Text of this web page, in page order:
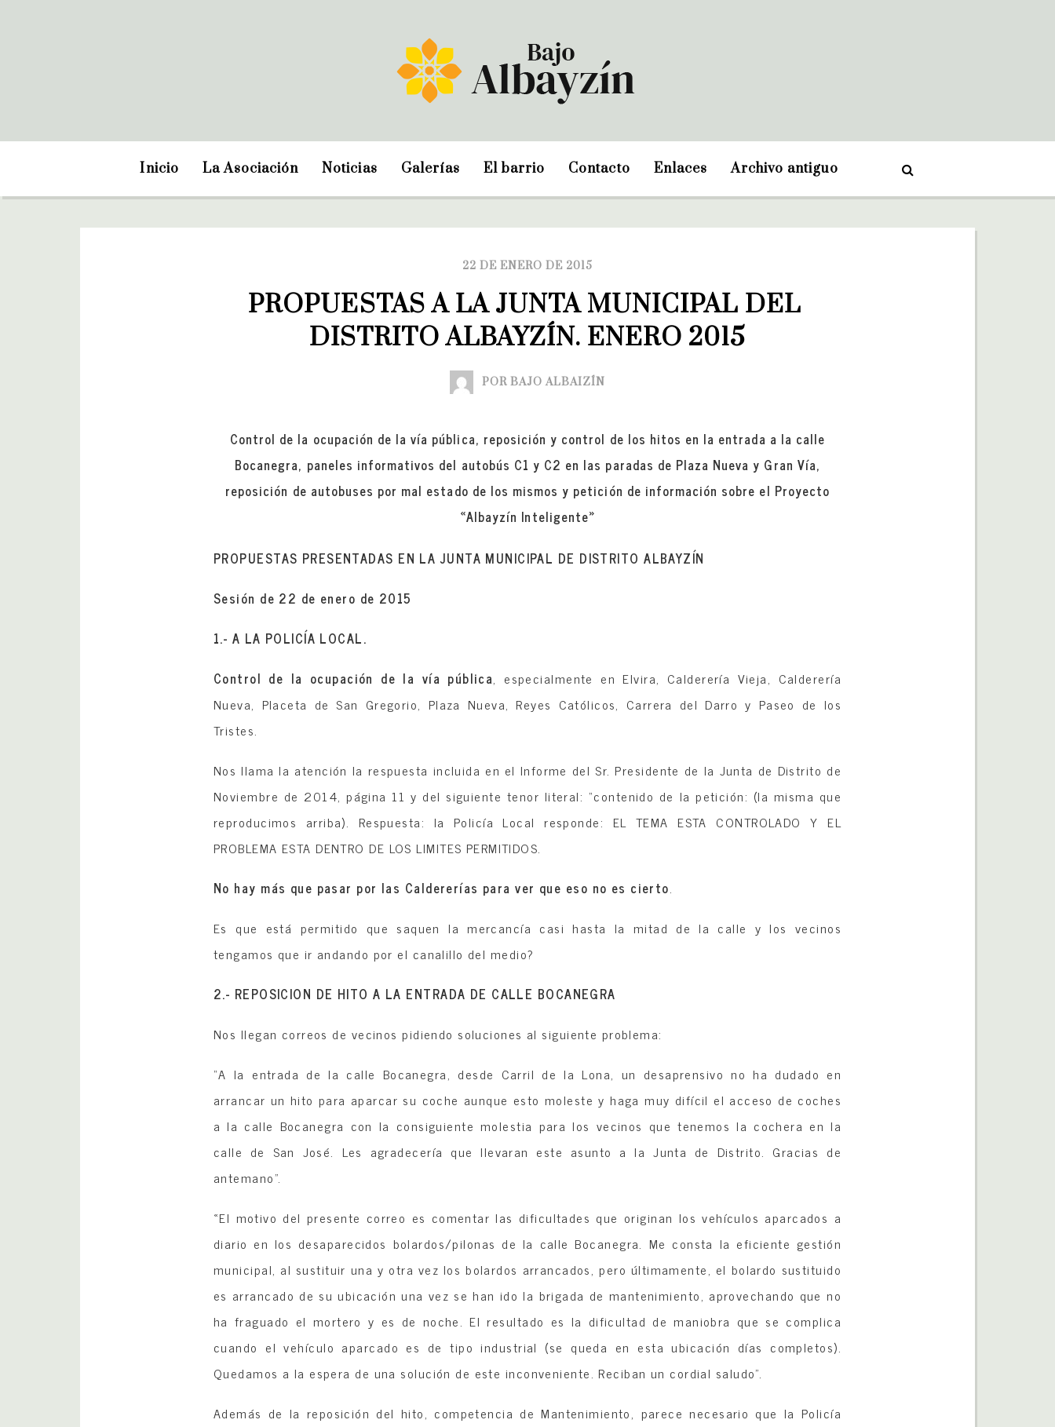
Inicio La Asociación Noticias Galerías El barrio Contacto Enlaces Archivo antiguo
22 DE ENERO DE 2015
PROPUESTAS A LA JUNTA MUNICIPAL DEL
DISTRITO ALBAYZÍN. ENERO 2015
POR BAJO ALBAIZÍN
Control de la ocupación de la vía pública, reposición y control de los hitos en la entrada a la calle
Bocanegra, paneles informativos del autobús C1 y C2 en las paradas de Plaza Nueva y Gran Vía,
reposición de autobuses por mal estado de los mismos y petición de información sobre el Proyecto
«Albayzín Inteligente»
PROPUESTAS PRESENTADAS EN LA JUNTA MUNICIPAL DE DISTRITO ALBAYZÍN
Sesión de 22 de enero de 2015
1.- A LA POLICÍA LOCAL.
Control de la ocupación de la vía pública, especialmente en Elvira, Calderería Vieja, Calderería
Nueva, Placeta de San Gregorio, Plaza Nueva, Reyes Católicos, Carrera del Darro y Paseo de los
Tristes.
Nos llama la atención la respuesta incluida en el Informe del Sr. Presidente de la Junta de Distrito de
Noviembre de 2014, página 11 y del siguiente tenor literal: “contenido de la petición: (la misma que
reproducimos arriba). Respuesta: la Policía Local responde: EL TEMA ESTA CONTROLADO Y EL
PROBLEMA ESTA DENTRO DE LOS LIMITES PERMITIDOS.
No hay más que pasar por las Caldererías para ver que eso no es cierto.
Es que está permitido que saquen la mercancía casi hasta la mitad de la calle y los vecinos
tengamos que ir andando por el canalillo del medio?
2.- REPOSICION DE HITO A LA ENTRADA DE CALLE BOCANEGRA
Nos llegan correos de vecinos pidiendo soluciones al siguiente problema:
“A la entrada de la calle Bocanegra, desde Carril de la Lona, un desaprensivo no ha dudado en
arrancar un hito para aparcar su coche aunque esto moleste y haga muy difícil el acceso de coches
a la calle Bocanegra con la consiguiente molestia para los vecinos que tenemos la cochera en la
calle de San José. Les agradecería que llevaran este asunto a la Junta de Distrito. Gracias de
antemano”.
«El motivo del presente correo es comentar las dificultades que originan los vehículos aparcados a
diario en los desaparecidos bolardos/pilonas de la calle Bocanegra. Me consta la eficiente gestión
municipal, al sustituir una y otra vez los bolardos arrancados, pero últimamente, el bolardo sustituido
es arrancado de su ubicación una vez se han ido la brigada de mantenimiento, aprovechando que no
ha fraguado el mortero y es de noche. El resultado es la dificultad de maniobra que se complica
cuando el vehículo aparcado es de tipo industrial (se queda en esta ubicación días completos).
Quedamos a la espera de una solución de este inconveniente. Reciban un cordial saludo”.
Además de la reposición del hito, competencia de Mantenimiento, parece necesario que la Policía